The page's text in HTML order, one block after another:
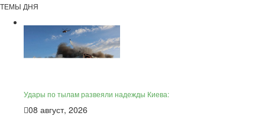
ТЕМЫ ДНЯ
Удары по тылам развеяли надежды Киева:
08 август, 2026